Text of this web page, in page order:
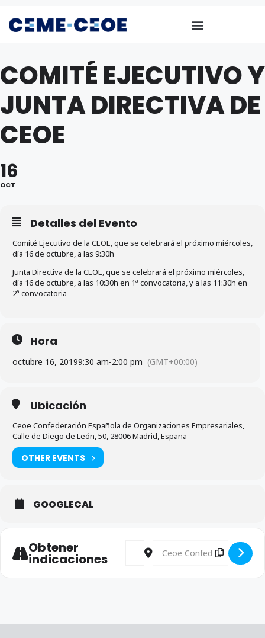
COMITÉ EJECUTIVO Y
JUNTA DIRECTIVA DE
CEOE
16
OCT
Detalles del Evento
Comité Ejecutivo de la CEOE, que se celebrará el próximo miércoles,
día 16 de octubre, a las 9:30h
Junta Directiva de la CEOE, que se celebrará el próximo miércoles,
día 16 de octubre, a las 10:30h en 1ª convocatoria, y a las 11:30h en
2ª convocatoria
Hora
octubre 16, 20199:30 am-2:00 pm (GMT+00:00)
Ubicación
Ceoe Confederación Española de Organizaciones Empresariales,
Calle de Diego de León, 50, 28006 Madrid, España
OTHER EVENTS
GOOGLECAL
Obtener
indicaciones
Address - Comité Ejecutivo y
Destination Address -